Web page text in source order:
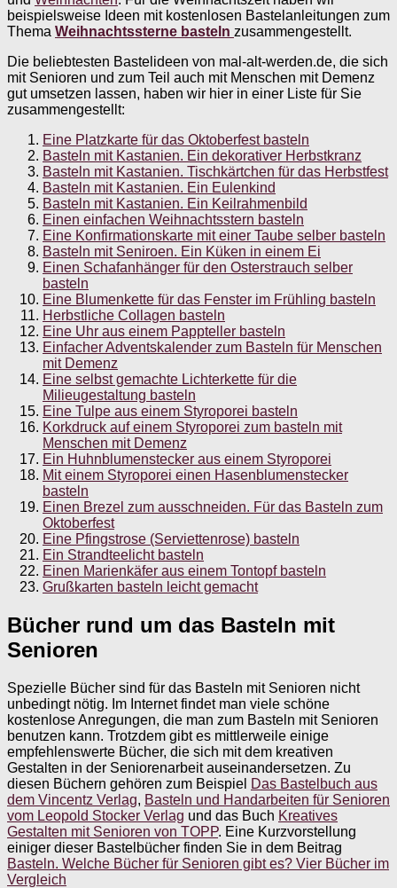
beispielsweise Ideen mit kostenlosen Bastelanleitungen zum
Thema Weihnachtssterne basteln zusammengestellt.
Die beliebtesten Bastelideen von mal-alt-werden.de, die sich
mit Senioren und zum Teil auch mit Menschen mit Demenz
gut umsetzen lassen, haben wir hier in einer Liste für Sie
zusammengestellt:
Eine Platzkarte für das Oktoberfest basteln
Basteln mit Kastanien. Ein dekorativer Herbstkranz
Basteln mit Kastanien. Tischkärtchen für das Herbstfest
Basteln mit Kastanien. Ein Eulenkind
Basteln mit Kastanien. Ein Keilrahmenbild
Einen einfachen Weihnachtsstern basteln
Eine Konfirmationskarte mit einer Taube selber basteln
Basteln mit Seniroen. Ein Küken in einem Ei
Einen Schafanhänger für den Osterstrauch selber
basteln
Eine Blumenkette für das Fenster im Frühling basteln
Herbstliche Collagen basteln
Eine Uhr aus einem Pappteller basteln
Einfacher Adventskalender zum Basteln für Menschen
mit Demenz
Eine selbst gemachte Lichterkette für die
Milieugestaltung basteln
Eine Tulpe aus einem Styroporei basteln
Korkdruck auf einem Styroporei zum basteln mit
Menschen mit Demenz
Ein Huhnblumenstecker aus einem Styroporei
Mit einem Styroporei einen Hasenblumenstecker
basteln
Einen Brezel zum ausschneiden. Für das Basteln zum
Oktoberfest
Eine Pfingstrose (Serviettenrose) basteln
Ein Strandteelicht basteln
Einen Marienkäfer aus einem Tontopf basteln
Grußkarten basteln leicht gemacht
Bücher rund um das Basteln mit
Senioren
Spezielle Bücher sind für das Basteln mit Senioren nicht
unbedingt nötig. Im Internet findet man viele schöne
kostenlose Anregungen, die man zum Basteln mit Senioren
benutzen kann. Trotzdem gibt es mittlerweile einige
empfehlenswerte Bücher, die sich mit dem kreativen
Gestalten in der Seniorenarbeit auseinandersetzen. Zu
diesen Büchern gehören zum Beispiel Das Bastelbuch aus
dem Vincentz Verlag, Basteln und Handarbeiten für Senioren
vom Leopold Stocker Verlag und das Buch Kreatives
Gestalten mit Senioren von TOPP. Eine Kurzvorstellung
einiger dieser Bastelbücher finden Sie in dem Beitrag
Basteln. Welche Bücher für Senioren gibt es? Vier Bücher im
Vergleich